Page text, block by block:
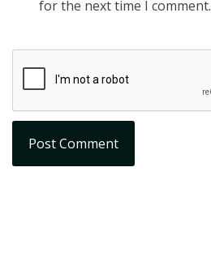
for the next time I comment.